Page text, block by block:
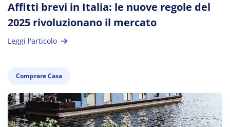
Affitti brevi in Italia: le nuove regole del
2025 rivoluzionano il mercato
Leggi l'articolo
Comprare Casa